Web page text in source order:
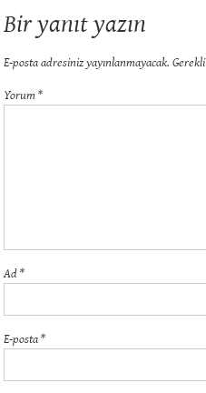
Bir yanıt yazın
E-posta adresiniz yayınlanmayacak.
Yorum*
Ad*
E-posta*